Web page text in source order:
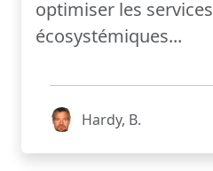
optimiser les services
écosystémiques...
Hardy, B.